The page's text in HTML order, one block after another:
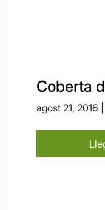
Coberta
agost 21, 2016 |